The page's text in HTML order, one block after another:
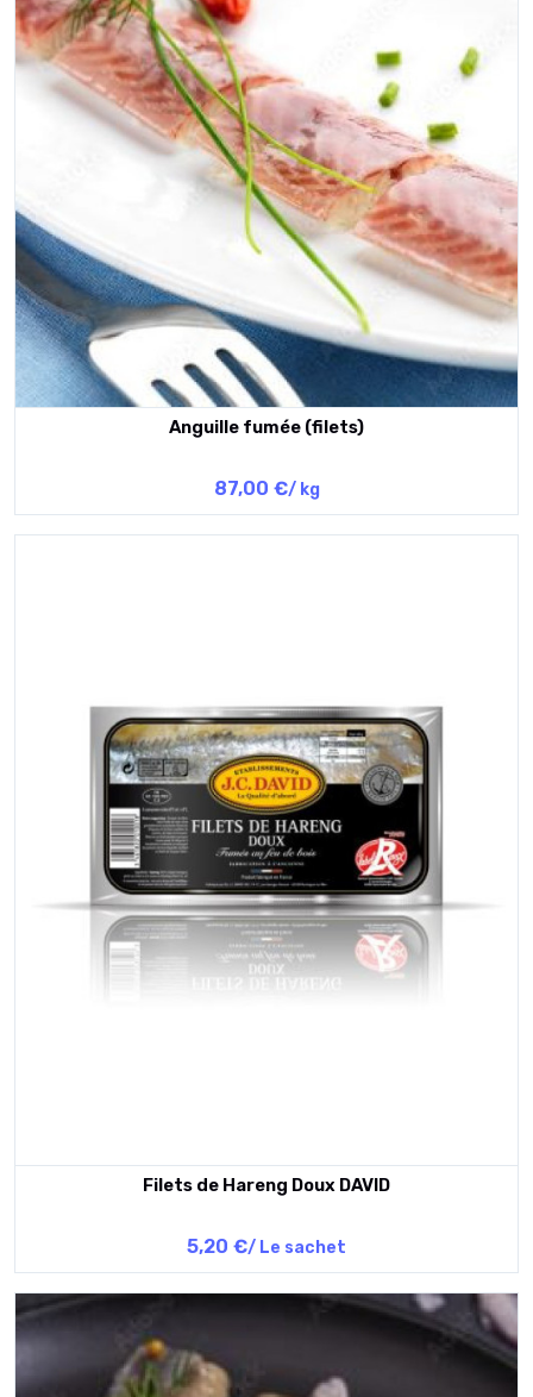
Anguille fumée (filets)
87,00 €/ kg
Filets de Hareng Doux DAVID
5,20 €/ Le sachet